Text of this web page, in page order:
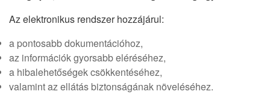
Az elektronikus rendszer hozzájárul:
a pontosabb dokumentációhoz,
az információk gyorsabb eléréséhez,
a hibalehetőségek csökkentéséhez,
valamint az ellátás biztonságának növeléséhez.